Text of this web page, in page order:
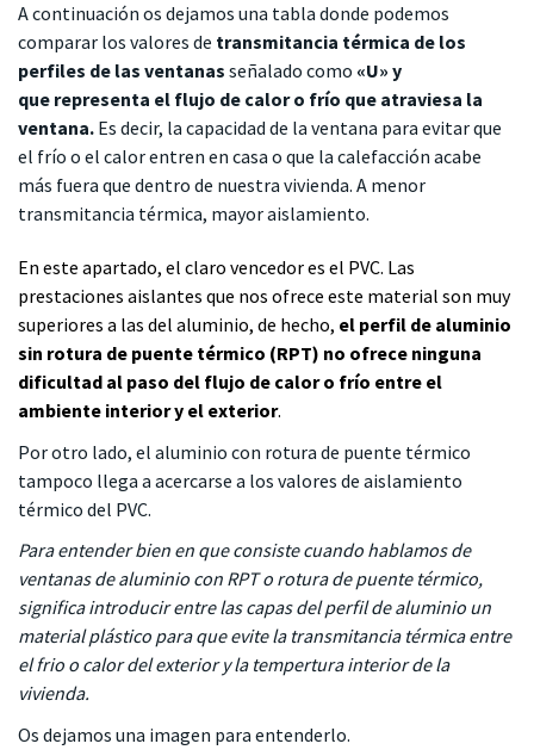
A continuación os dejamos una tabla donde podemos
comparar los valores de transmitancia térmica de los
perfiles de las ventanas señalado como «U» y
que representa el flujo de calor o frío que atraviesa la
ventana. Es decir, la capacidad de la ventana para evitar que
el frío o el calor entren en casa o que la calefacción acabe
más fuera que dentro de nuestra vivienda. A menor
transmitancia térmica, mayor aislamiento.
En este apartado, el claro vencedor es el PVC. Las
prestaciones aislantes que nos ofrece este material son muy
superiores a las del aluminio, de hecho, el perfil de aluminio
sin rotura de puente térmico (RPT) no ofrece ninguna
dificultad al paso del flujo de calor o frío entre el
ambiente interior y el exterior.
Por otro lado, el aluminio con rotura de puente térmico
tampoco llega a acercarse a los valores de aislamiento
térmico del PVC.
Para entender bien en que consiste cuando hablamos de
ventanas de aluminio con RPT o rotura de puente térmico,
significa introducir entre las capas del perfil de aluminio un
material plástico para que evite la transmitancia térmica entre
el frio o calor del exterior y la tempertura interior de la
vivienda.
Os dejamos una imagen para entenderlo.